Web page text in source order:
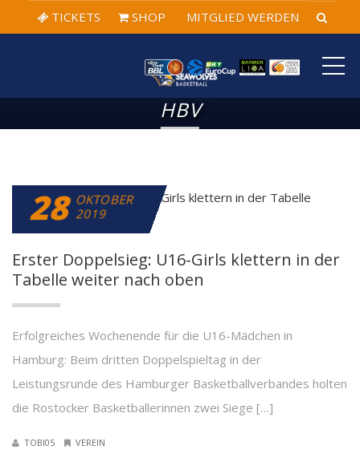
TICKETS SHOP MITGLIED WERDEN
HBV
28 OKTOBER
2019
Erster Doppelsieg: U16-Girls klettern in der
Tabelle weiter nach oben
Erfolgreiches Wochenende für die U16-Mädchen in
Hamburg: Beim dritten Doppelspieltag in der
Leistungsrunde des Hamburger Basketballverbandes holten
die Rostocker Basketballerinnen zwei Siege […]
TOBI05 VEREIN